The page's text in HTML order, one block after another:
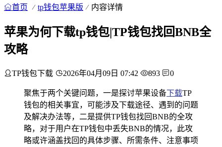
首页 tp钱包苹果版 内容详情
苹果为何下载tp钱包|TP钱包找回BNB全
攻略
TP钱包下载 2026年04月09日 07:42 893 0
聚焦于两个关键问题，一是探讨苹果设备下载TP
钱包的相关事宜，可能涉及下载途径、遇到的问题
及解决办法等，二是提供TP钱包找回BNB的全攻
略，对于用户在TP钱包中丢失BNB的情况，此攻
略或许涵盖找回的具体步骤、所需条件、注意事项